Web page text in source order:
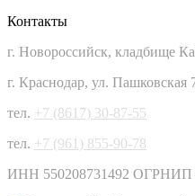
Контакты
г. Новороссийск, кладбище
г. Краснодар, ул. Пашковская
тел. +7 (8617) 30-87-55
тел. +7 (961) 855-90-78
ИНН 550208731492 ОГРНИП